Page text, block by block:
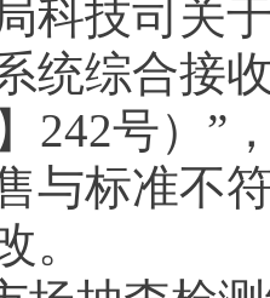
科技司关
统综合接
】242号）
与标准不
。